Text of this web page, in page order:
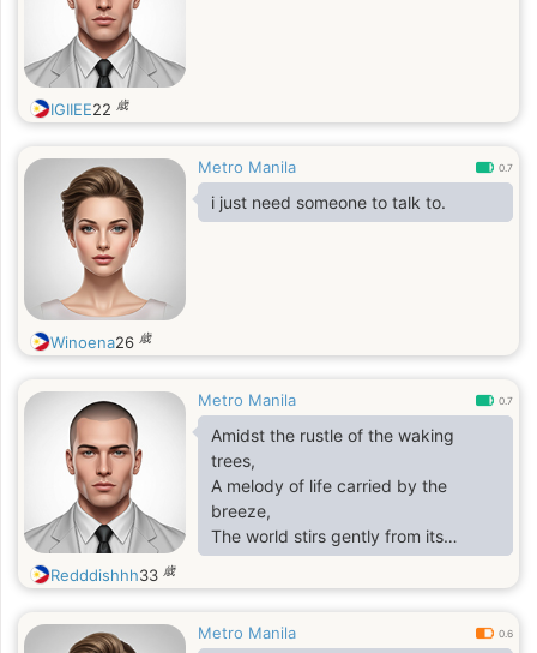
IGIIEE22 歳
Metro Manila 0.7
i just need someone to talk to.
Winoena26 歳
Metro Manila 0.7
Amidst the rustle of the waking
trees,
A melody of life carried by the
breeze,
The world stirs gently from its
slumber deep,
As stars retreat, their nightly watch
Redddishhh33 歳
Metro Manila 0.6